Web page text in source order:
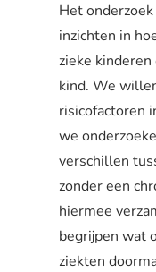
Het onderzoek
inzichten in
zieke
kind. We
risicofactoren
we
verschillen
zonder een
hiermee
begrijpen wat
ziekten